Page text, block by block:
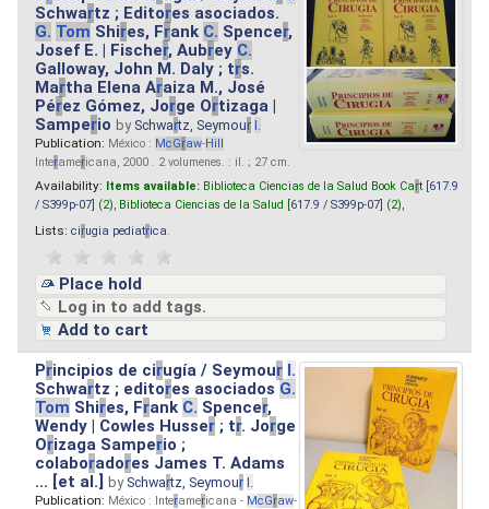
Schwartz ; Editores asociados.
G. Tom Shires, Frank C. Spencer,
Josef E. | Fischer, Aubrey C.
Galloway, John M. Daly ; trs.
Martha Elena Araiza M., José
Pérez Gómez, Jorge Ortizaga |
Samperio by Schwartz, Seymour I.
Publication: México : McGraw-Hill
Interamericana, 2000 . 2 volumenes. : il. ; 27 cm.
Availability: Items available: Biblioteca Ciencias de la Salud Book Cart [ 617.9
/ S399p-07 ] (2), Biblioteca Ciencias de la Salud [ 617.9 / S399p-07 ] (2),
Lists: cirugia pediatrica
Place hold
Log in to add tags.
Add to cart
Principios de cirugía / Seymour I.
Schwartz ; editores asociados G.
Tom Shires, Frank C. Spencer,
Wendy | Cowles Husser ; tr. Jorge
Orizaga Samperio ;
colaboradores James T. Adams
... [et al.]by Schwartz, Seymour I.
Publication: México : Interamericana - McGraw-